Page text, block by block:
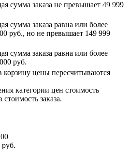
сумма заказа не превышает 49 999
сумма заказа равна или более
руб., но не превышает 149 999
сумма заказа равна или более
руб.
корзину цены пересчитываются
категории цен стоимость
заказа.
руб.